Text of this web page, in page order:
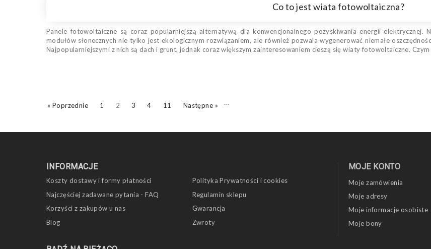
Co to jest wiata fotowoltaiczna?
Panele fotowoltaiczne są coraz popularniejszą alternatywą dla konwencjonalnego pozyskiwania energii
modułów słonecznych nie tylko jest ekologicznym rozwiązaniem, ale również pozwala wygenerować niemałe
Najpopularniejszymi z nich są dach i grunt, jednak coraz większym zainteresowaniem cieszą się wiaty fotowoltaiczne. Czym
« Poprzednie 1 2 3 4 ...
11 Następne »
INFORMACJE
Koszty dostawy i formy płatności
Najczęściej zadawane pytania - FAQ
Korzyści z zakupów u nas
Blog
Polityka Prywatności i cookies
Regulamin sklepu
Gwarancja
Zwroty
MOJE KONTO
Moje zamówienia
Moje adresy
Moje informacje osobiste
Moje bony